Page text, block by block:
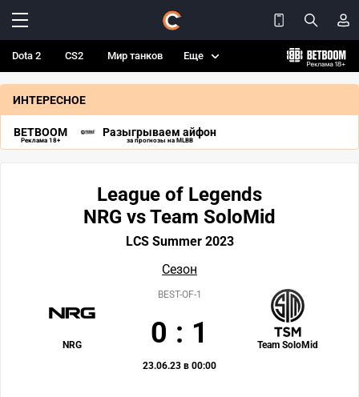
Dota 2 CS2 Мир танков Еще
ИНТЕРЕСНОЕ
BETBOOM
Реклама 18+
Разыгрываем айфон
за прогнозы на MLBB
League of Legends
NRG vs Team SoloMid
LCS Summer 2023
Сезон
NRG Team SoloMid
BEST-OF-1
0 : 1
23.06.23 в 00:00